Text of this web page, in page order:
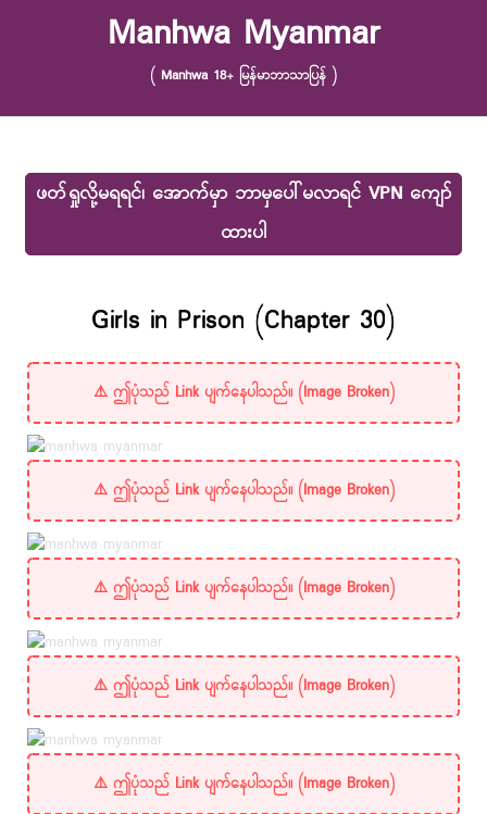
Manhwa Myanmar
( Manhwa 18+ မြန်မာဘာသာပြန် )
ဖတ်ရှုလို့မရရင်၊ အောက်မှာ ဘာမှပေါ်မလာရင် VPN ကျော်
ထားပါ
Girls in Prison (Chapter 30)